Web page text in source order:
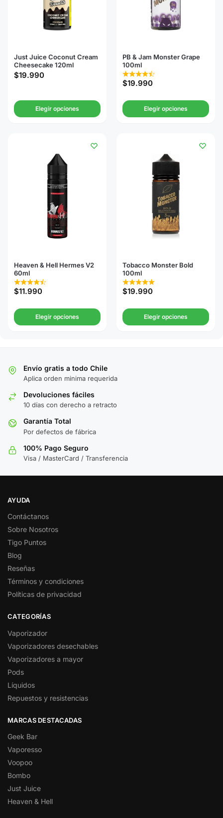
Just Juice Coconut Cream
Cheesecake 120ml
$19.990
Elegir opciones
PB & Jam Monster Grape
100ml
$19.990
Elegir opciones
Heaven & Hell Hermes V2
60ml
$11.990
Elegir opciones
Tobacco Monster Bold
100ml
$19.990
Elegir opciones
Envío gratis a todo Chile
Aplica orden minima requerida
Devoluciones fáciles
10 días con derecho a retracto
Garantía Total
Por defectos de fábrica
100% Pago Seguro
Visa / MasterCard / Transferencia
AYUDA
Contáctanos
Sobre Nosotros
Tigo Puntos
Blog
Reseñas
Términos y condiciones
Políticas de privacidad
CATEGORÍAS
Vaporizador
Vaporizadores desechables
Vaporizadores a mayor
Pods
Líquidos
Repuestos y resistencias
MARCAS DESTACADAS
Geek Bar
Vaporesso
Voopoo
Bombo
Just Juice
Heaven & Hell